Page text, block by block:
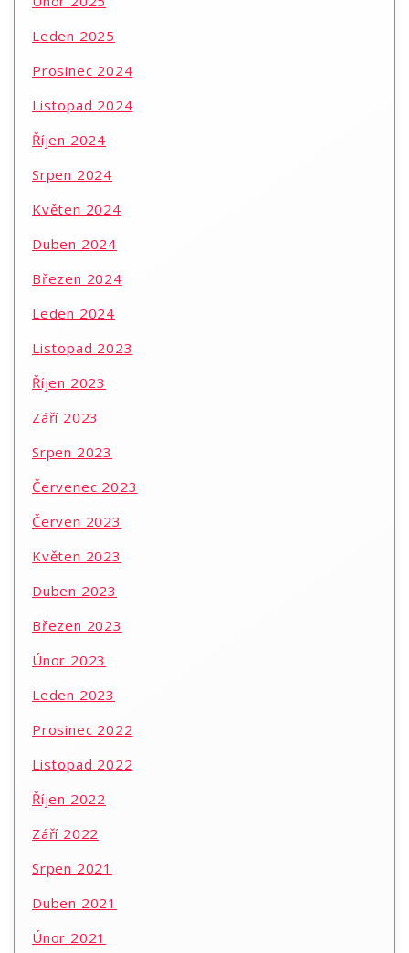
Leden 2025
Prosinec 2024
Listopad 2024
Říjen 2024
Srpen 2024
Květen 2024
Duben 2024
Březen 2024
Leden 2024
Listopad 2023
Říjen 2023
Září 2023
Srpen 2023
Červenec 2023
Červen 2023
Květen 2023
Duben 2023
Březen 2023
Únor 2023
Leden 2023
Prosinec 2022
Listopad 2022
Říjen 2022
Září 2022
Srpen 2021
Duben 2021
Únor 2021